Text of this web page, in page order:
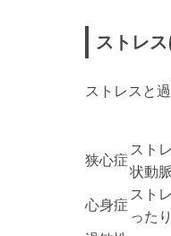
ストレ
ストレスと
狭心症
スト
状動
心身症
スト
った